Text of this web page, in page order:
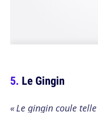
Le Gingin
« Le gingin coule